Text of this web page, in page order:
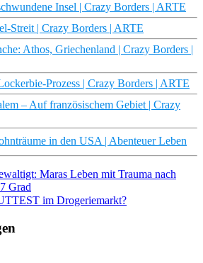
Insel | Crazy Borders | ARTE
Streit | Crazy Borders | ARTE
Athos, Griechenland | Crazy Borders |
Prozess | Crazy Borders | ARTE
– Auf französischem Gebiet | Crazy
in den USA | Abenteuer Leben
Maras Leben mit Trauma nach
Grad
im Drogeriemarkt?